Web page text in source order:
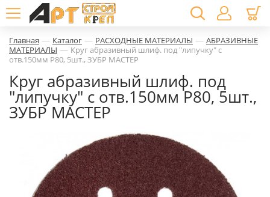
Главная — Каталог — РАСХОДНЫЕ МАТЕРИАЛЫ — АБРАЗИВНЫЕ
МАТЕРИАЛЫ — Круг абразивный шлиф. под "липучку" с
отв.150мм Р80, 5шт., ЗУБР МАСТЕР
Круг абразивный шлиф. под
"липучку" с отв.150мм Р80, 5шт.,
ЗУБР МАСТЕР